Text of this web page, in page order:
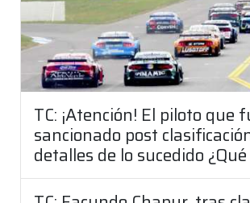
TC: ¡Atención! El piloto que
sancionado post
detalles de lo sucedido